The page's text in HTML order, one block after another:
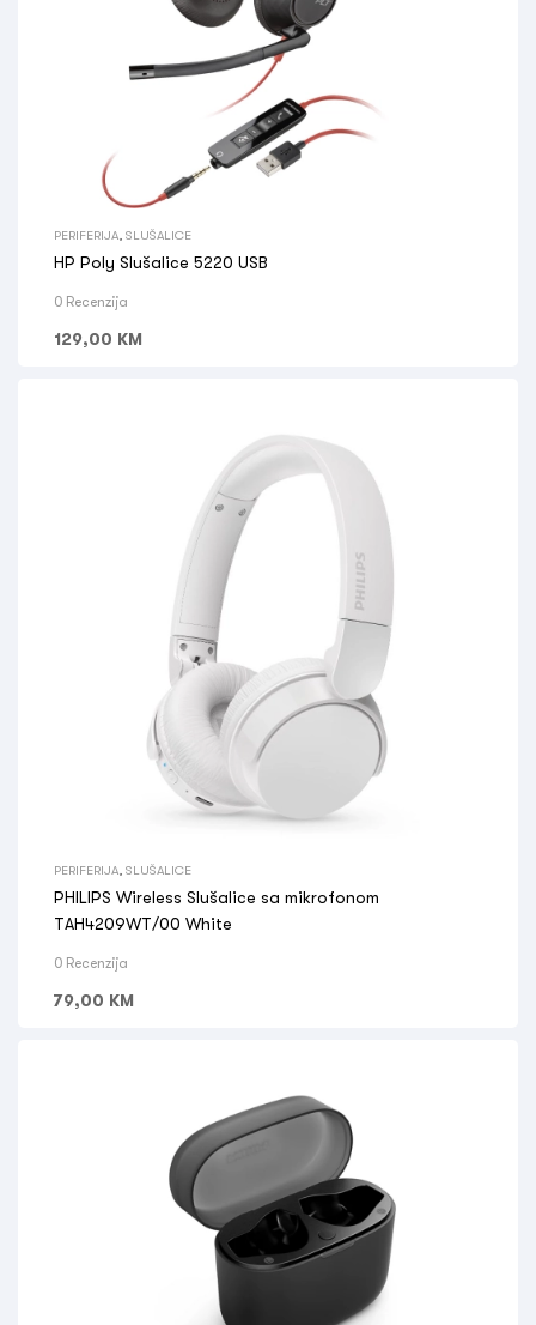
PERIFERIJA SLUŠALICE
HP Poly Slušalice 5220 USB
0 Recenzija
129,00 KM
PERIFERIJA SLUŠALICE
PHILIPS Wireless Slušalice sa mikrofonom
TAH4209WT/00 White
0 Recenzija
79,00 KM